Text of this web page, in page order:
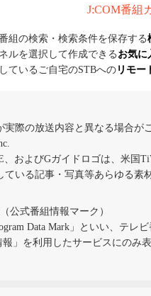
J:COM番組
組の検索・検索条件を保存する
ルを選択して作成できる お気に
ているご自宅のSTBへの リモー
際の放送内容と異なる場合が
およびGガイドロゴは、米国
ている記事・写真等あらゆる素
公式番組情報マーク）
Data Mark」といい、テレ
報」を利用したサービスにのみ